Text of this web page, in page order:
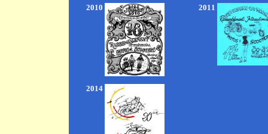
2010 2011
2014